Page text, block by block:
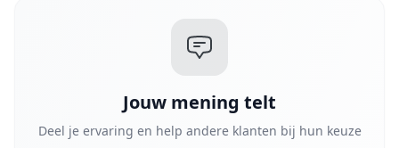
Jouw mening telt
Deel je ervaring en help andere klanten bij hun keuze